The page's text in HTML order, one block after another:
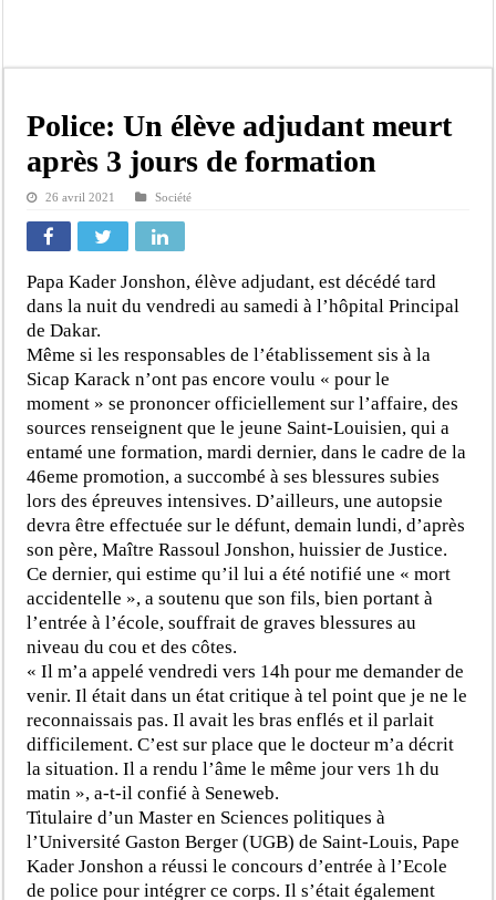
Un déficit de 128,9 milliards de francs CFA de la balance commerciale en juin
Scandale de pédophilie, acte contre nature : Un coach de football démasqué
Banditisme : Fily Sané, ancien Lieutenant du célèbre Ino, de nouveau Interpellé
Affaire Farba Ngom : La balle, dans le camp du procureur financier
Succession de Pape Thiaw : la bombe à retardement qui menace la FSF
Police: Un élève adjudant meurt
après 3 jours de formation
26 avril 2021 Société
Papa Kader Jonshon, élève adjudant, est décédé tard
dans la nuit du vendredi au samedi à l’hôpital Principal
de Dakar.
Même si les responsables de l’établissement sis à la
Sicap Karack n’ont pas encore voulu « pour le
moment » se prononcer officiellement sur l’affaire, des
sources renseignent que le jeune Saint-Louisien, qui a
entamé une formation, mardi dernier, dans le cadre de la
46eme promotion, a succombé à ses blessures subies
lors des épreuves intensives. D’ailleurs, une autopsie
devra être effectuée sur le défunt, demain lundi, d’après
son père, Maître Rassoul Jonshon, huissier de Justice.
Ce dernier, qui estime qu’il lui a été notifié une « mort
accidentelle », a soutenu que son fils, bien portant à
l’entrée à l’école, souffrait de graves blessures au
niveau du cou et des côtes.
« Il m’a appelé vendredi vers 14h pour me demander de
venir. Il était dans un état critique à tel point que je ne le
reconnaissais pas. Il avait les bras enflés et il parlait
difficilement. C’est sur place que le docteur m’a décrit
la situation. Il a rendu l’âme le même jour vers 1h du
matin », a-t-il confié à Seneweb.
Titulaire d’un Master en Sciences politiques à
l’Université Gaston Berger (UGB) de Saint-Louis, Pape
Kader Jonshon a réussi le concours d’entrée à l’Ecole
de police pour intégrer ce corps. Il s’était également